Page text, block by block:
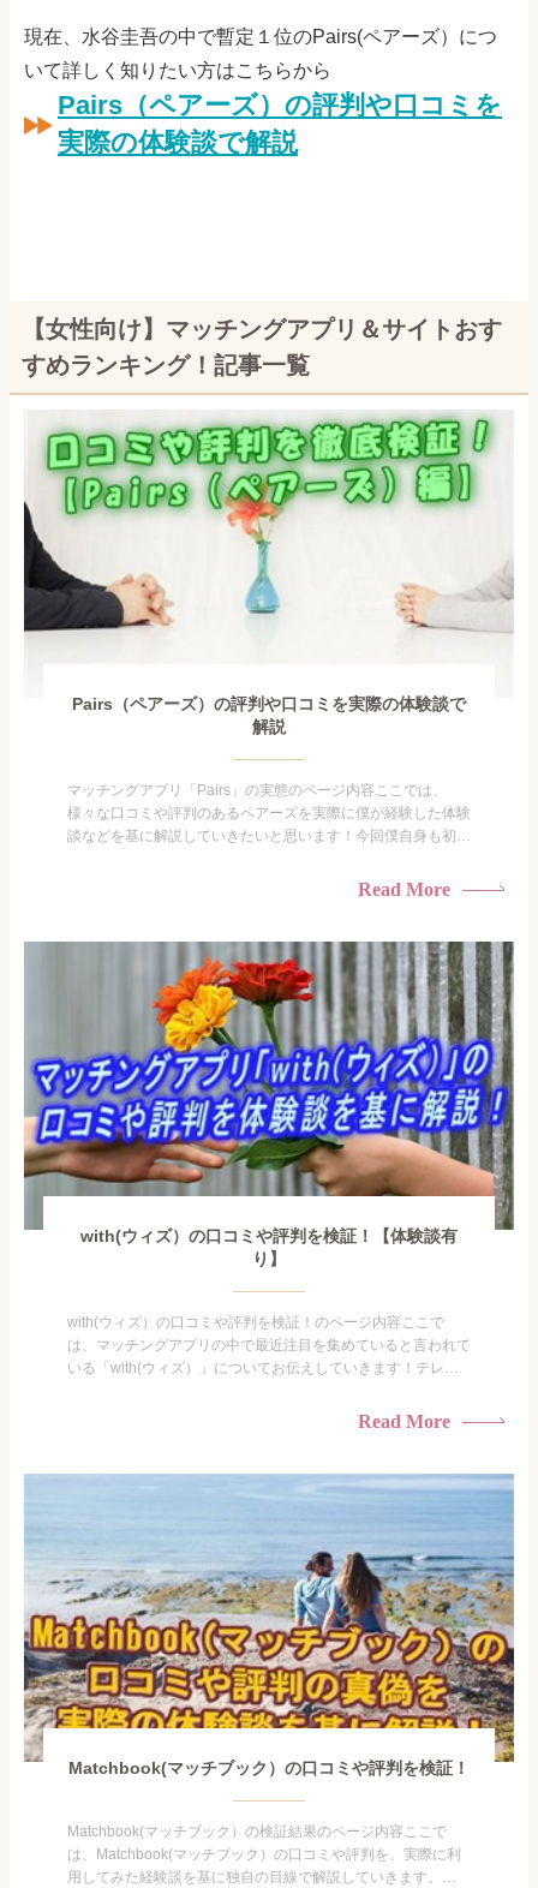
現在、水谷圭吾の中で暫定１位のPairs(ペアーズ）につ
いて詳しく知りたい方はこちらから
Pairs（ペアーズ）の評判や口コミを
実際の体験談で解説
【女性向け】マッチングアプリ＆サイトおす
すめランキング！記事一覧
Pairs（ペアーズ）の評判や口コミを実際の体験談で
解説
マッチングアプリ「Pairs」の実態のページ内容ここでは、
様々な口コミや評判のあるペアーズを実際に僕が経験した体験
談などを基に解説していきたいと思います！今回僕自身も初め
い部分も多かったのですが今後マッチングアプリの利用を考え
Read More
with(ウィズ）の口コミや評判を検証！【体験談有
り】
with(ウィズ）の口コミや評判を検証！のページ内容ここで
は、マッチングアプリの中で最近注目を集めていると言われて
いる「with(ウィズ）」についてお伝えしていきます！テレビ
ているということで、相性診断や性格診断があるなど他のマッ
Read More
Matchbook(マッチブック）の口コミや評判を検証！
Matchbook(マッチブック）の検証結果のページ内容ここで
は、Matchbook(マッチブック）の口コミや評判を、実際に利
用してみた経験談を基に独自の目線で解説していきます。